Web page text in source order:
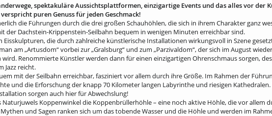
spektakuläre Aussichtsplattformen, einzigartige Events und das alles vor der
puren Genuss für jeden Geschmack!
die Führungen durch die drei großen Schauhöhlen, die sich in ihrem Charakter ganz
der Dachstein-Krippenstein-Seilbahn bequem in wenigen Minuten erreichbar sind.
Eisskulpturen, die durch zahlreiche künstlerische Installationen wirkungsvoll in Szene
am „Artusdom“ vorbei zur „Gralsburg“ und zum „Parzivaldom“, der sich im August
Renommierte Künstler werden dann für einen einzigartigen Ohrenschmaus sorgen,
Jazz reicht.
mit der Seilbahn erreichbar, fasziniert vor allem durch ihre Größe. Im Rahmen der
und die Erforschung der knapp 70 Kilometer langen Labyrinthe und riesigen
sorgen auch hier für Abwechslung!
Koppenwinkel die Koppenbrüllerhöhle – eine noch aktive Höhle, die vor allem
und Sagen ranken sich um das tobende Wasser und die Höhle und werden im